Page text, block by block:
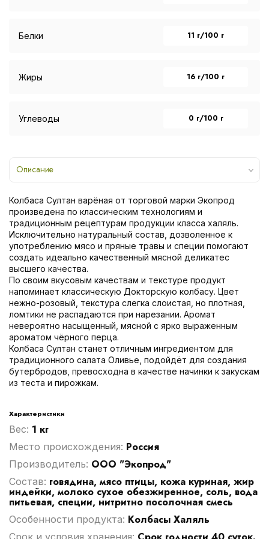
Белки 11 г/100 г
Жиры 16 г/100 г
Углеводы 0 г/100 г
Описание
Колбаса Султан варёная от торговой марки Экопрод
произведена по классическим технологиям и
традиционным рецептурам продукции класса халяль.
Исключительно натуральный состав, дозволенное к
употреблению мясо и пряные травы и специи помогают
создать идеально качественный мясной деликатес
высшего качества.
По своим вкусовым качествам и текстуре продукт
напоминает классическую Докторскую колбасу. Цвет
нежно-розовый, текстура слегка слоистая, но плотная,
ломтики не распадаются при нарезании. Аромат
невероятно насыщенный, мясной с ярко выраженным
ароматом чёрного перца.
Колбаса Султан станет отличным ингредиентом для
традиционного салата Оливье, подойдёт для создания
бутербродов, превосходна в качестве начинки к закускам
из теста и пирожкам.
Характеристики
Вес: 1 кг
Место происхождения: Россия
Производитель: ООО "Экопрод"
Cостав: говядина, мясо птицы, кожа куриная, жир
индейки, молоко сухое обезжиренное, соль, вода
питьевая, специи, нитритно посолочная смесь
Особенности продукта: Колбасы Халяль
Срок и условия хранения: